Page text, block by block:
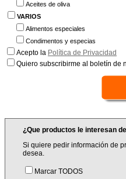
Aceites de oliva
VARIOS
Alimentos especiales
Condimentos y especias
Acepto la Política de Privacidad
Quiero subscribirme al boletín de
¿Que productos le interesan
Si quiere pedir información de
desea.
Marcar TODOS